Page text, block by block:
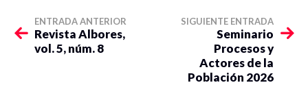
ENTRADA ANTERIOR
Revista Albores,
vol. 5, núm. 8
SIGUIENTE ENTRADA
Seminario
Procesos y
Actores de la
Población 2026